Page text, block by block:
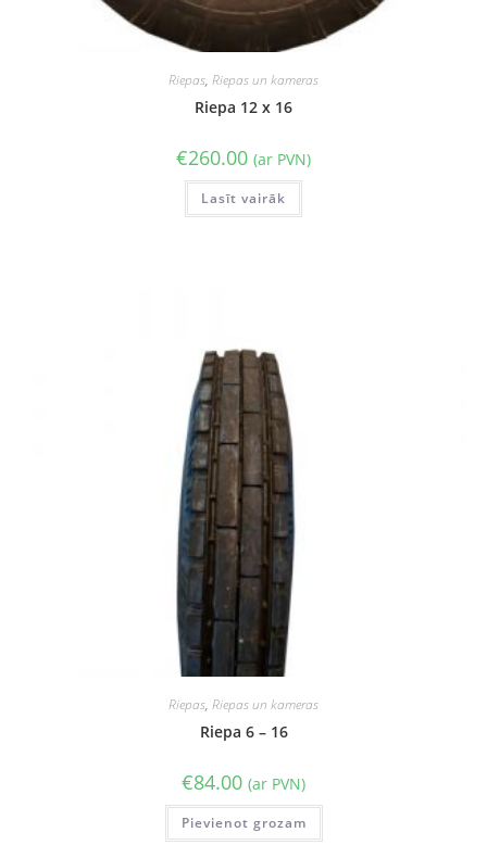
Riepas, Riepas un kameras
Riepa 12 x 16
€260.00 (ar PVN)
Lasīt vairāk
Riepas, Riepas un kameras
Riepa 6 – 16
€84.00 (ar PVN)
Pievienot grozam